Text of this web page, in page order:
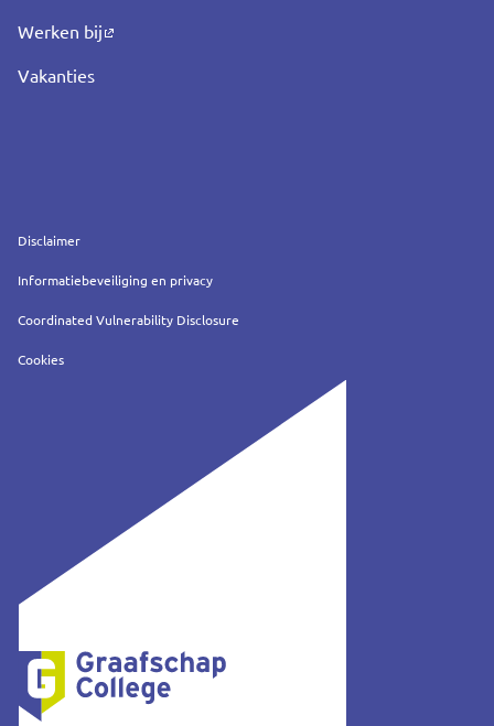
Werken bij
Vakanties
Service
Disclaimer
Informatiebeveiliging en privacy
Coordinated Vulnerability Disclosure
Cookies